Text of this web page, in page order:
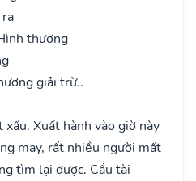
thương
giải trừ..
Xuất hành vào giờ này
may, rất nhiều người mất
tìm lại được. Cầu tài